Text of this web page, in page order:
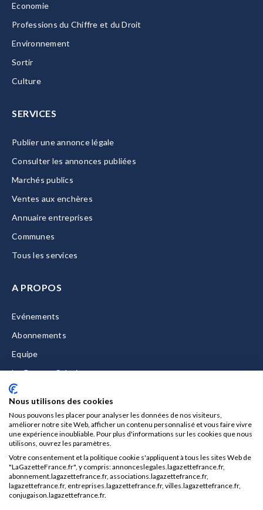
Economie
Professions du Chiffre et du Droit
Environnement
Sortir
Culture
SERVICES
Publier une annonce légale
Consulter les annonces publiées
Marchés publics
Ventes aux enchères
Annuaire entreprises
Communes
Tous les services
A PROPOS
Evénements
Abonnements
Equipe
La Gazette Solutions
Nous contacter
Mentions légales
CGU/CGV
Données personnelles
Nous utilisons des cookies
Nous pouvons les placer pour analyser les données de nos visiteurs,
améliorer notre site Web, afficher un contenu personnalisé et vous faire vivre
une expérience inoubliable. Pour plus d'informations sur les cookies que nous
utilisons, ouvrez les paramètres.
Votre consentement et la politique cookie s'appliquent à tous les sites Web de
"LaGazetteFrance.fr", y compris: annonceslegales.lagazettefrance.fr,
abonnement.lagazettefrance.fr, associations.lagazettefrance.fr,
lagazettefrance.fr, entreprises.lagazettefrance.fr, villes.lagazettefrance.fr,
conjugaison.lagazettefrance.fr.